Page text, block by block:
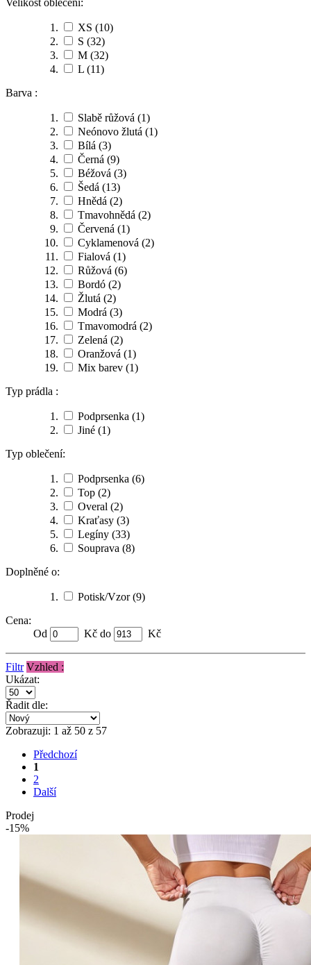
Velikost oblečení:
XS (10)
S (32)
M (32)
L (11)
Barva :
Slabě růžová (1)
Neónovo žlutá (1)
Bílá (3)
Černá (9)
Béžová (3)
Šedá (13)
Hnědá (2)
Tmavohnědá (2)
Červená (1)
Cyklamenová (2)
Fialová (1)
Růžová (6)
Bordó (2)
Žlutá (2)
Modrá (3)
Tmavomodrá (2)
Zelená (2)
Oranžová (1)
Mix barev (1)
Typ prádla :
Podprsenka (1)
Jiné (1)
Typ oblečení:
Podprsenka (6)
Top (2)
Overal (2)
Kraťasy (3)
Legíny (33)
Souprava (8)
Doplněné o:
Potisk/Vzor(9)
Cena:
Od
Kč do Kč
Filtr Vzhled :
Ukázat:
Řadit dle:
Zobrazuji: 1 až 50 z 57
Předchozí
1
2
Další
Prodej
-15%